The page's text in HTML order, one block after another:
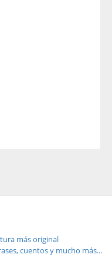
más original
cuentos y mucho más...